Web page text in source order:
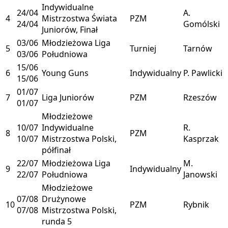
4 24/04
24/04
Indywidualne
Mistrzostwa Świata
Juniorów, Finał
PZM
A.
Gomólski
5 03/06
03/06
Młodzieżowa Liga
Południowa
Turniej Tarnów
6
15/06
15/06 Young Guns Indywidualny P. Pawlicki
7 01/07
01/07 Liga Juniorów PZM Rzeszów
8
10/07
10/07
Młodzieżowe
Indywidualne
Mistrzostwa Polski,
półfinał
PZM
R.
Kasprzak
9 22/07
22/07
Młodzieżowa Liga
Południowa
Indywidualny M.
Janowski
1007/08
07/08
Młodzieżowe
Drużynowe
Mistrzostwa Polski,
runda 5
PZM Rybnik